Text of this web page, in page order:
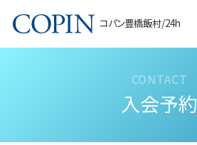
コパン豊橋飯村/24h
入会予約